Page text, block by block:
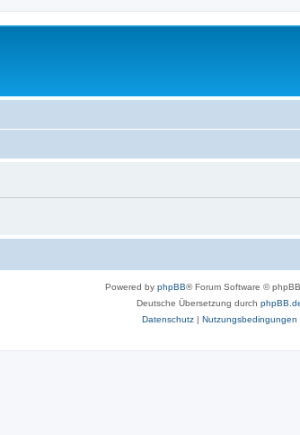
Powered by phpBB® Forum Software ©
Deutsche Übersetzung durch
Datenschutz| Nutzungsbedingungen